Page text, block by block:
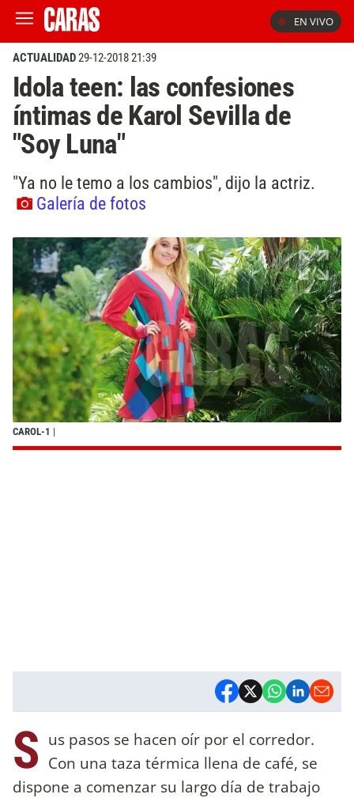
EN VIVO
ACTUALIDAD29-12-2018 21:39
Idola teen: las confesiones
íntimas de Karol Sevilla de
"Soy Luna"
"Ya no le temo a los cambios", dijo la actriz.
Galería de fotos
CAROL-1 |
S us pasos se hacen oír por el corredor.
Con una taza térmica llena de café, se
dispone a comenzar su largo día de trabajo